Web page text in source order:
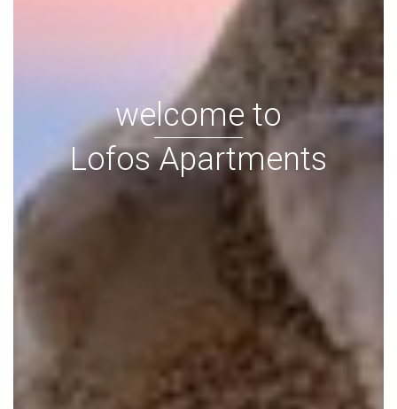
welcome to
Lofos Apartments